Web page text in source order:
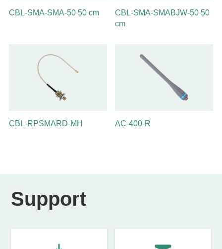
CBL-SMA-SMA-50 50 cm
CBL-SMA-SMABJW-50 50
cm
CBL-RPSMARD-MH AC-400-R
Support